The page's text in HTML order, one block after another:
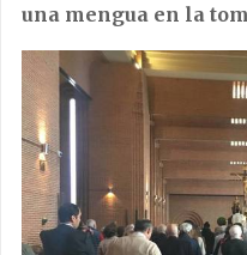
una mengua en la